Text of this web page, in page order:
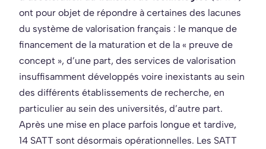
ont pour objet de répondre à certaines des lacunes
du système de valorisation français : le manque de
financement de la maturation et de la « preuve de
concept », d’une part, des services de valorisation
insuffisamment développés voire inexistants au sein
des différents établissements de recherche, en
particulier au sein des universités, d’autre part.
Après une mise en place parfois longue et tardive,
14 SATT sont désormais opérationnelles. Les SATT